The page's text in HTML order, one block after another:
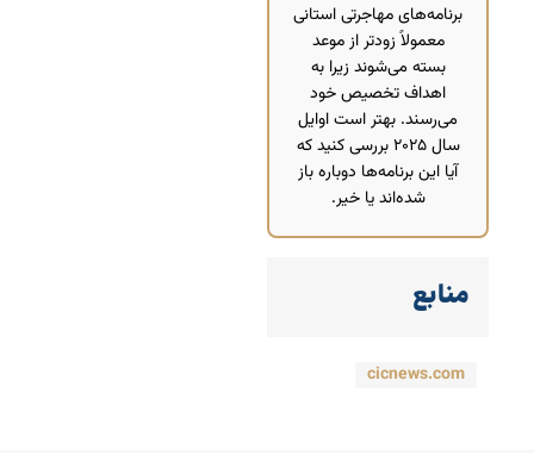
برنامه‌های مهاجرتی استانی
معمولاً زودتر از موعد
بسته می‌شوند زیرا به
اهداف تخصیص خود
می‌رسند. بهتر است اوایل
سال ۲۰۲۵ بررسی کنید که
آیا این برنامه‌ها دوباره باز
شده‌اند یا خیر.
منابع
cicnews.com